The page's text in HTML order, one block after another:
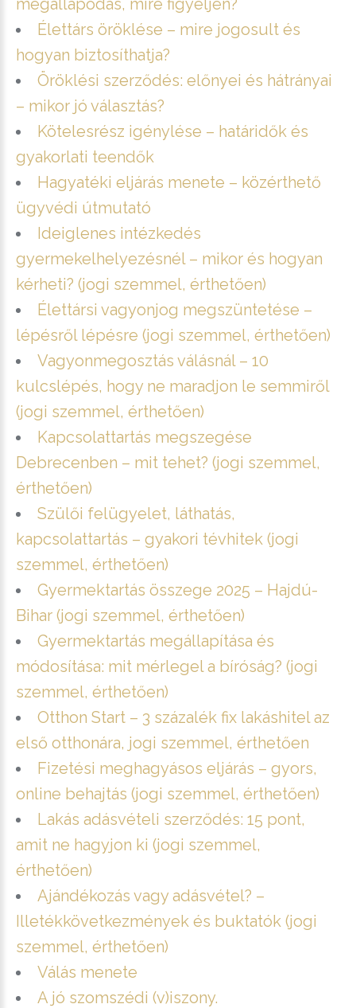
Élettárs öröklése – mire jogosult és
hogyan biztosíthatja?
Öröklési szerződés: előnyei és hátrányai
– mikor jó választás?
Kötelesrész igénylése – határidők és
gyakorlati teendők
Hagyatéki eljárás menete – közérthető
ügyvédi útmutató
Ideiglenes intézkedés
gyermekelhelyezésnél – mikor és hogyan
kérheti? (jogi szemmel, érthetően)
Élettársi vagyonjog megszüntetése –
lépésről lépésre (jogi szemmel, érthetően)
Vagyonmegosztás válásnál – 10
kulcslépés, hogy ne maradjon le semmiről
(jogi szemmel, érthetően)
Kapcsolattartás megszegése
Debrecenben – mit tehet? (jogi szemmel,
érthetően)
Szülői felügyelet, láthatás,
kapcsolattartás – gyakori tévhitek (jogi
szemmel, érthetően)
Gyermektartás összege 2025 – Hajdú-
Bihar (jogi szemmel, érthetően)
Gyermektartás megállapítása és
módosítása: mit mérlegel a bíróság? (jogi
szemmel, érthetően)
Otthon Start – 3 százalék fix lakáshitel az
első otthonára, jogi szemmel, érthetően
Fizetési meghagyásos eljárás – gyors,
online behajtás (jogi szemmel, érthetően)
Lakás adásvételi szerződés: 15 pont,
amit ne hagyjon ki (jogi szemmel,
érthetően)
Ajándékozás vagy adásvétel? –
Illetékkövetkezmények és buktatók (jogi
szemmel, érthetően)
Válás menete
A jó szomszédi (v)iszony.